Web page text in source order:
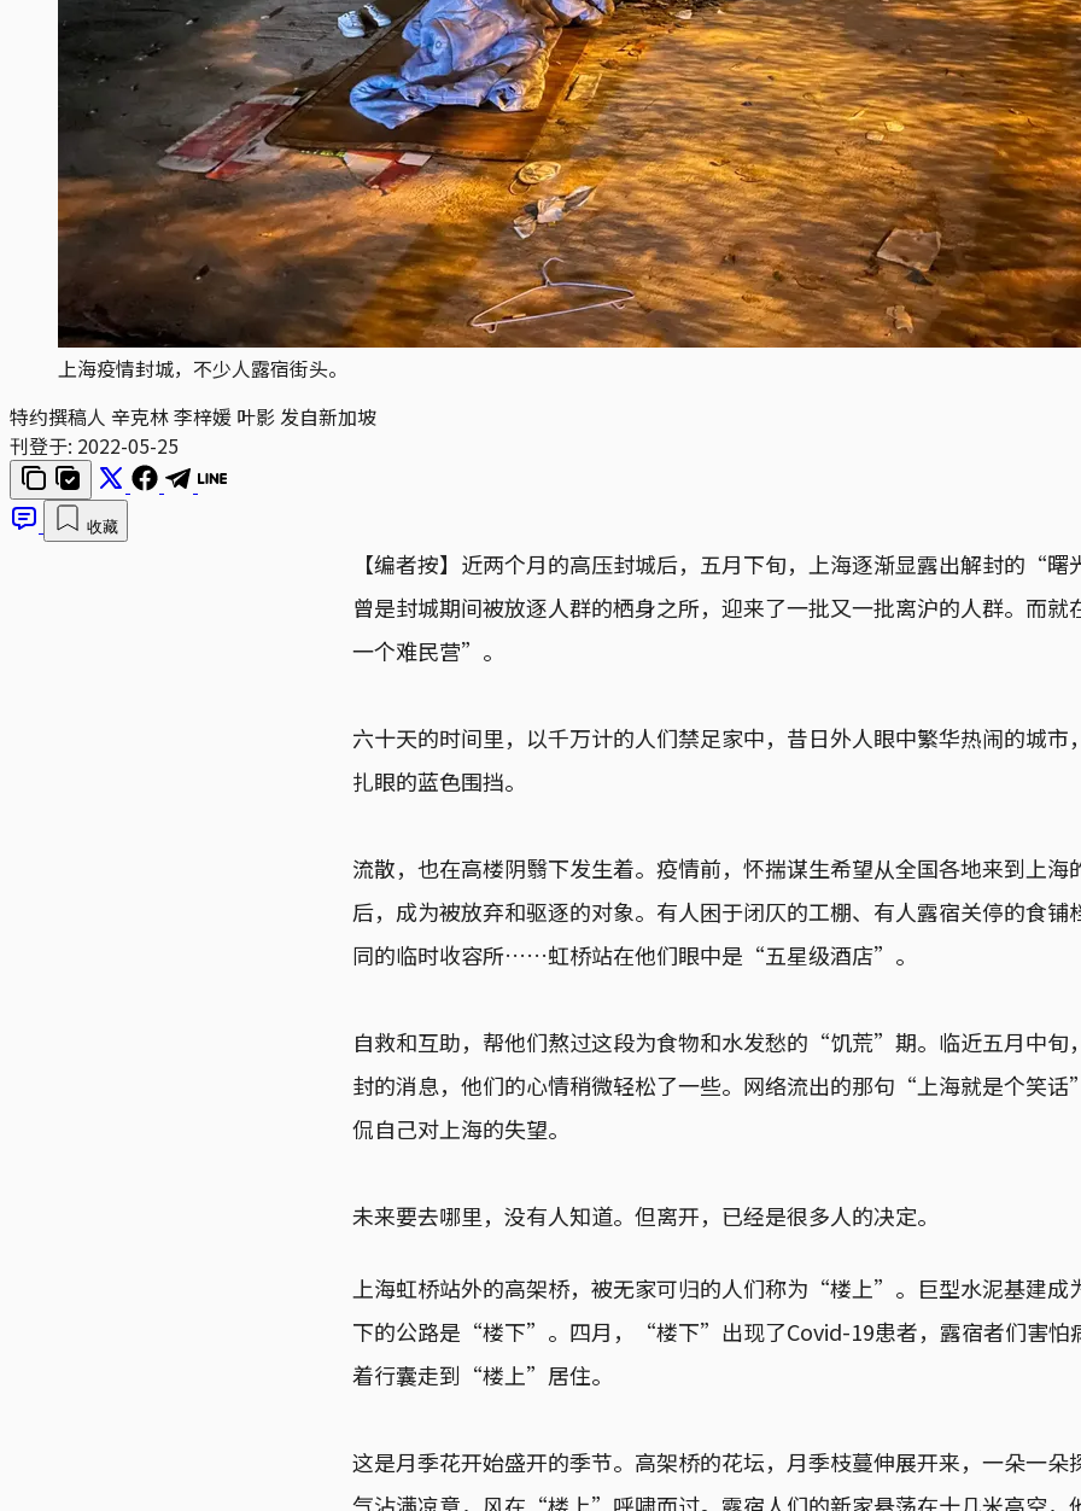
上海疫情封城，不少人露宿街头。
特约撰稿人 辛克林 李梓媛 叶影 发自新加坡
刊登于: 2022-05-25
收藏
【编者按】近两个月的高压封城后，五月下旬，上海逐渐显露出解封的“
曾是封城期间被放逐人群的栖身之所，迎来了一批又一批离沪的人群。而
一个难民营”。
六十天的时间里，以千万计的人们禁足家中，昔日外人眼中繁华热闹的城市
扎眼的蓝色围挡。
流散，也在高楼阴翳下发生着。疫情前，怀揣谋生希望从全国各地来到上海
后，成为被放弃和驱逐的对象。有人困于闭仄的工棚、有人露宿关停的食铺
同的临时收容所……虹桥站在他们眼中是“五星级酒店”。
自救和互助，帮他们熬过这段为食物和水发愁的“饥荒”期。临近五月中旬
封的消息，他们的心情稍微轻松了一些。网络流出的那句“上海就是个笑
侃自己对上海的失望。
未来要去哪里，没有人知道。但离开，已经是很多人的决定。
上海虹桥站外的高架桥，被无家可归的人们称为“楼上”。巨型水泥基建成
下的公路是“楼下”。四月，“楼下”出现了Covid-19患者，露宿者们害怕
着行囊走到“楼上”居住。
这是月季花开始盛开的季节。高架桥的花坛，月季枝蔓伸展开来，一朵一朵